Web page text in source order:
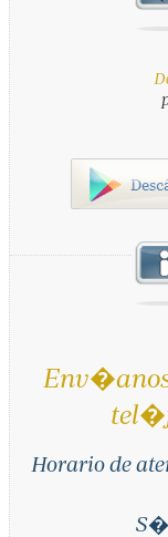
Horario de